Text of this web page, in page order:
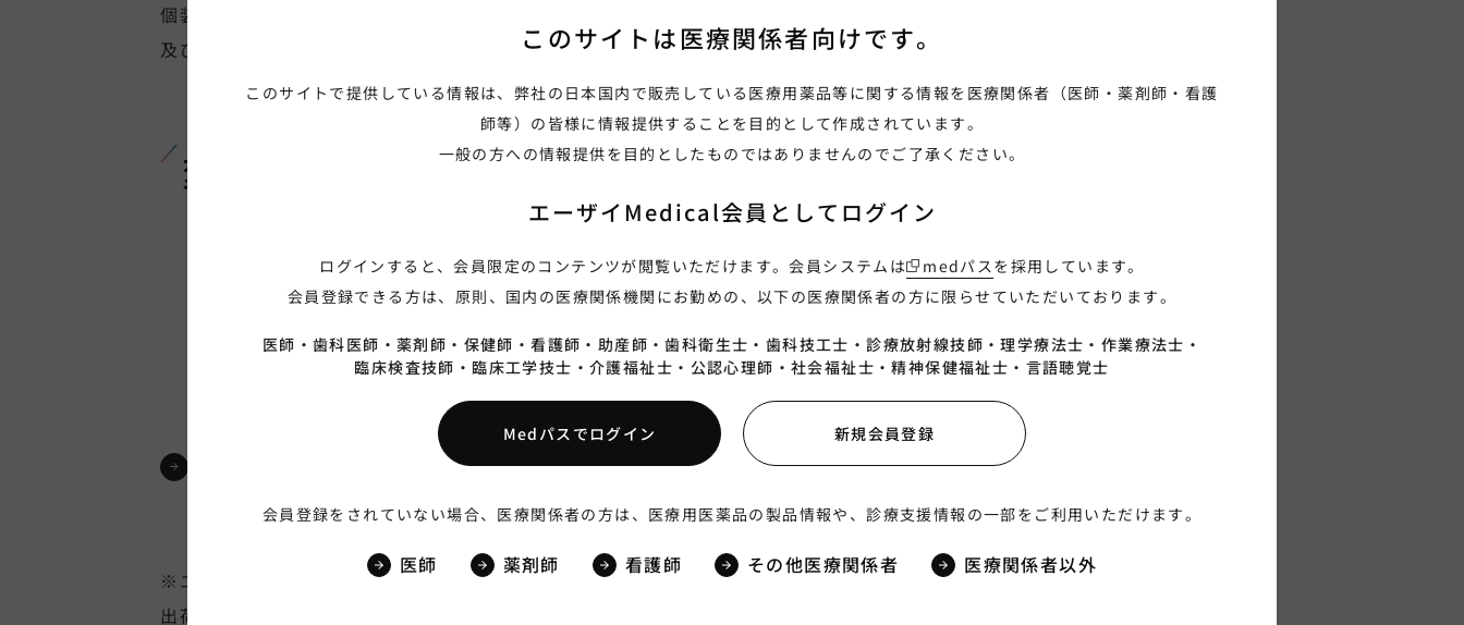
個装箱の未開封・開封後状態の確認方法
及び開封方法
変動GS1変更品 出荷スケジュール
変動GS1コード 出荷スケジ
年3月4日現在）
※エーザイ物流センターから代理店様に
出荷するスケジュール表です。
変動GS1コード 出荷スケジ
期未決定品含む）
（2022年3月4日現在）
このサイトは医療関係者向けです。
このサイトで提供している情報は、弊社の日本国内で販売している医療用薬品等に関する情報を医療関係者（医師・薬剤師・看護
師等）の皆様に情報提供することを目的として作成されています。
一般の方への情報提供を目的としたものではありませんのでご了承ください。
エーザイMedical会員として ログイン
ログインすると、会員限定のコンテンツが閲覧いただけます。会員システムは medパスを採用しています。
会員登録できる方は、原則、国内の医療関係機関にお勤めの、以下の医療関係者の方に限らせていただいております。
医師・ 歯科医師・ 薬剤師・ 保健師・看護師・ 助産師・歯科衛生士・ 歯科技工士・診療放射線技師・理学療法士・ 作業療法士・
臨床検査技師・ 臨床工学技士・介護福祉士・ 公認心理師・ 社会福祉士・精神保健福祉士・ 言語聴覚士
Medパスでログイン 新規会員登録
会員登録をされていない場合、医療関係者の方は、医療用医薬品の製品情報や、診療支援情報の一部をご利用いただけます。
医師 薬剤師 看護師 その他医療関係者 医療関係者以外